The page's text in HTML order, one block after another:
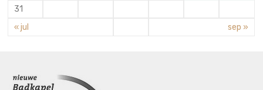
31
« jul
sep »